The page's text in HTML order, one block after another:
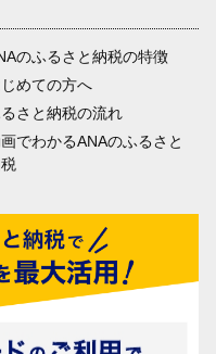
のふるさと納税の特徴
めての方へ
さと納税の流れ
でわかるANAのふるさと